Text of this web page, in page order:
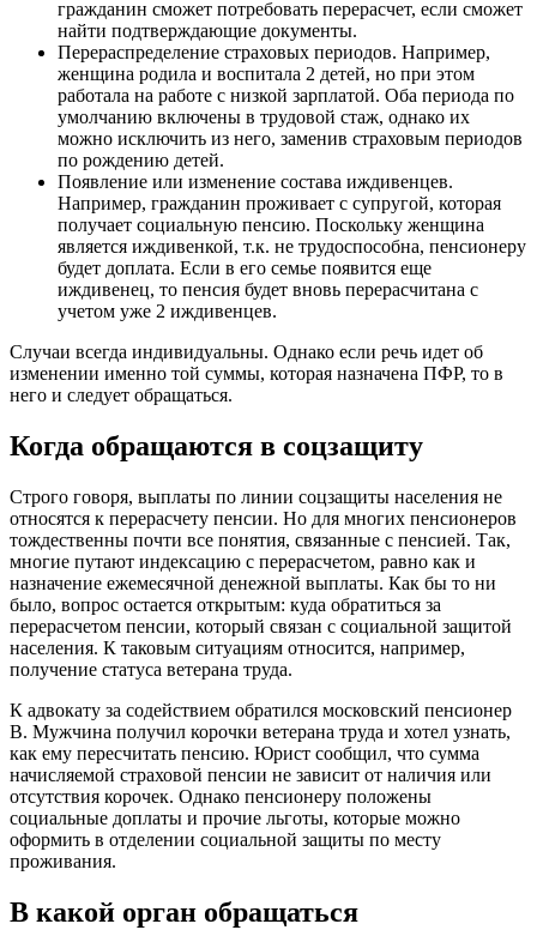
гражданин сможет потребовать перерасчет, если сможет
найти подтверждающие документы.
Перераспределение страховых периодов. Например,
женщина родила и воспитала 2 детей, но при этом
работала на работе с низкой зарплатой. Оба периода по
умолчанию включены в трудовой стаж, однако их
можно исключить из него, заменив страховым периодов
по рождению детей.
Появление или изменение состава иждивенцев.
Например, гражданин проживает с супругой, которая
получает социальную пенсию. Поскольку женщина
является иждивенкой, т.к. не трудоспособна, пенсионеру
будет доплата. Если в его семье появится еще
иждивенец, то пенсия будет вновь перерасчитана с
учетом уже 2 иждивенцев.
Случаи всегда индивидуальны. Однако если речь идет об
изменении именно той суммы, которая назначена ПФР, то в
него и следует обращаться.
Когда обращаются в соцзащиту
Строго говоря, выплаты по линии соцзащиты населения не
относятся к перерасчету пенсии. Но для многих пенсионеров
тождественны почти все понятия, связанные с пенсией. Так,
многие путают индексацию с перерасчетом, равно как и
назначение ежемесячной денежной выплаты. Как бы то ни
было, вопрос остается открытым: куда обратиться за
перерасчетом пенсии, который связан с социальной защитой
населения. К таковым ситуациям относится, например,
получение статуса ветерана труда.
К адвокату за содействием обратился московский пенсионер
В. Мужчина получил корочки ветерана труда и хотел узнать,
как ему пересчитать пенсию. Юрист сообщил, что сумма
начисляемой страховой пенсии не зависит от наличия или
отсутствия корочек. Однако пенсионеру положены
социальные доплаты и прочие льготы, которые можно
оформить в отделении социальной защиты по месту
проживания.
В какой орган обращаться